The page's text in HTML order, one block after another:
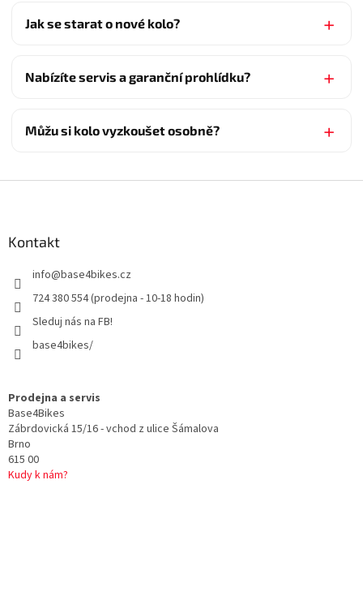
Jak se starat o nové kolo?
Nabízíte servis a garanční prohlídku?
Můžu si kolo vyzkoušet osobně?
Kontakt
info@base4bikes.cz
724 380 554 (prodejna - 10-18 hodin)
Sleduj nás na FB!
base4bikes/
Prodejna a servis
Base4Bikes
Zábrdovická 15/16 - vchod z ulice Šámalova
Brno
615 00
Kudy k nám?